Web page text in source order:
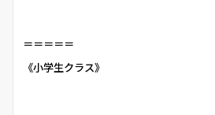
＝＝＝＝＝
《小学生クラス》